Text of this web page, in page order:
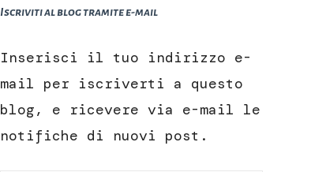
Iscriviti al blog tramite e-mail
Inserisci il tuo indirizzo e-
mail per iscriverti a questo
blog, e ricevere via e-mail le
notifiche di nuovi post.